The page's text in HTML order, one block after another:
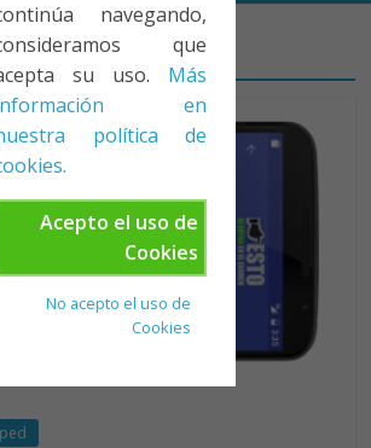
navegando,
que
su uso. Más
en
política de
Acepto el uso de
Cookies
No acepto el uso de
Cookies